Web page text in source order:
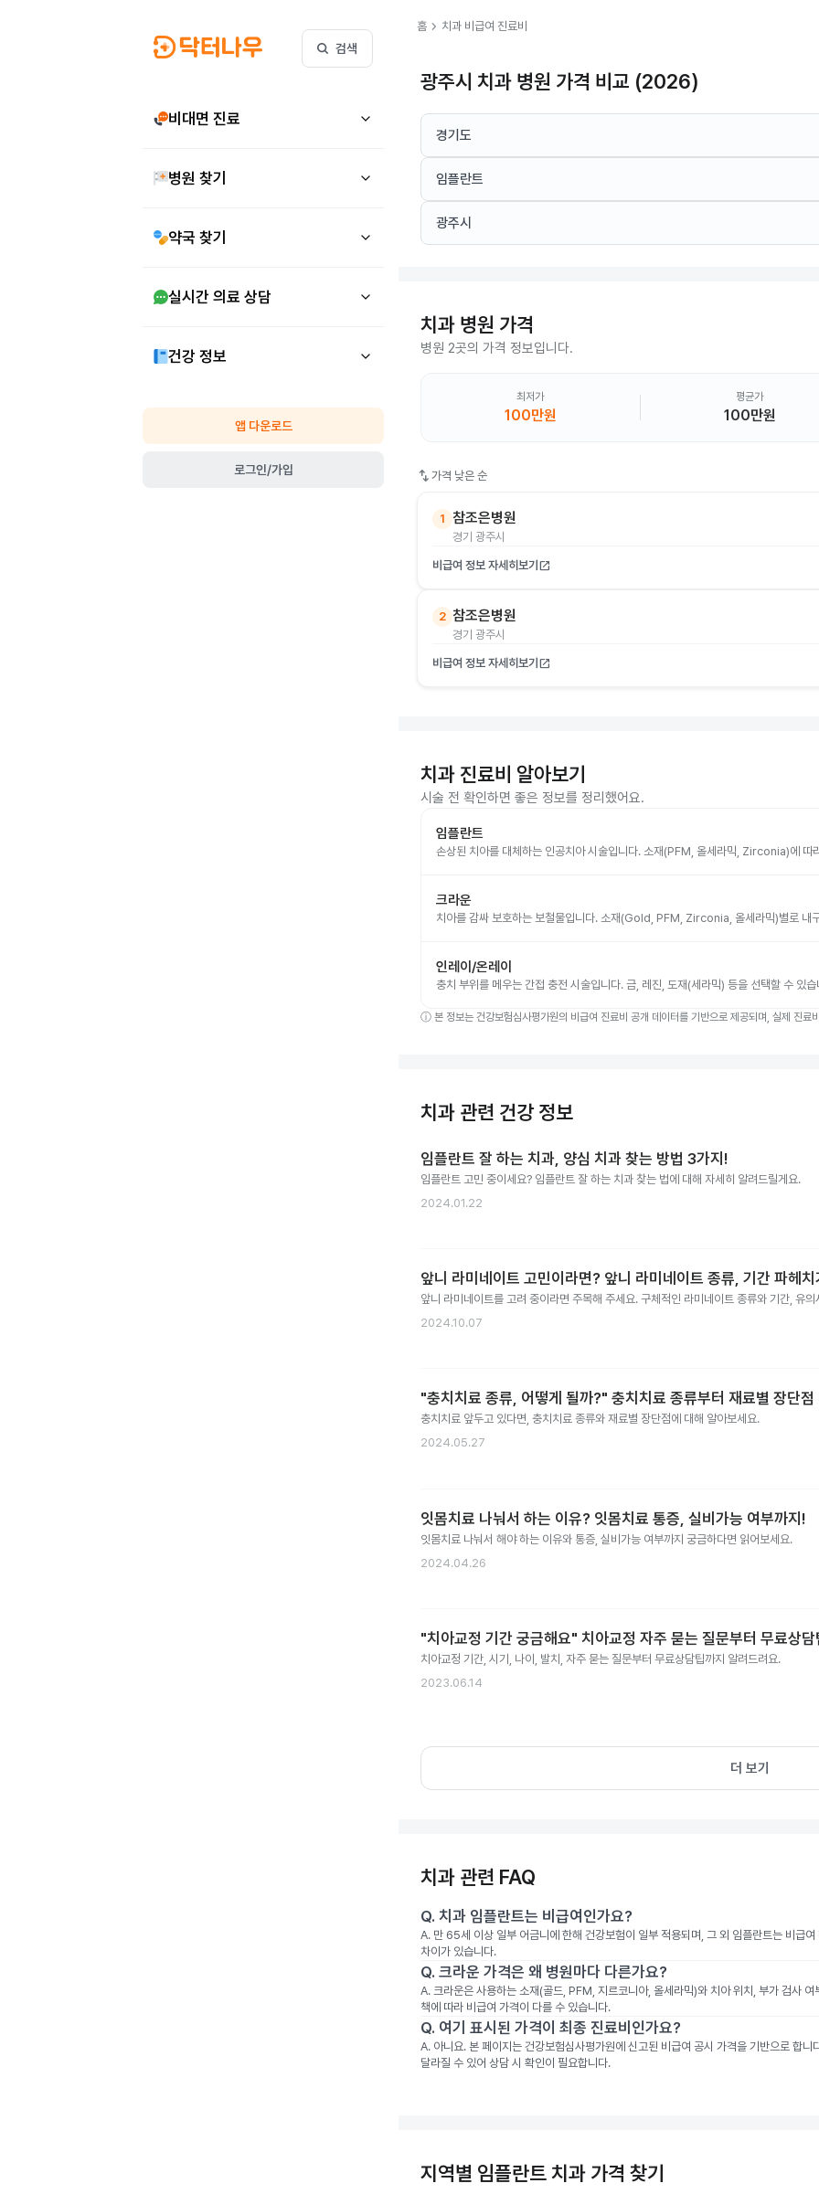
검색
비대면 진료
병원 찾기
약국 찾기
실시간 의료 상담
건강 정보
앱 다운로드
로그인/가입
홈 chevron_right 치과 비급여 진료비
광주시 치과 병원 가격 비교 (2026)
경기도
임플란트
광주시
치과 병원 가격
병원 2곳의 가격 정보입니다.
최저가
100만원
평균가
100만원
swap_vert 가격 낮은 순
1 참조은병원
경기 광주시
비급여 정보 자세히보기 open_in_new
2 참조은병원
경기 광주시
비급여 정보 자세히보기 open_in_new
치과 진료비 알아보기
시술 전 확인하면 좋은 정보를 정리했어요.
임플란트
손상된 치아를 대체하는 인공치아 시술입니다. 소재(PFM, 올세라믹, Zirconia)에 따
크라운
치아를 감싸 보호하는 보철물입니다. 소재(Gold, PFM, Zirconia, 올세라믹)별로 내
인레이/온레이
충치 부위를 메우는 간접 충전 시술입니다. 금, 레진, 도재(세라믹) 등을 선택할 수 있습
ⓘ 본 정보는 건강보험심사평가원의 비급여 진료비 공개 데이터를 기반으로 제공되며, 실제 진료
치과 관련 건강 정보
임플란트 잘 하는 치과, 양심 치과 찾는 방법 3가지!
임플란트 고민 중이세요? 임플란트 잘 하는 치과 찾는 법에 대해 자세히 알려드릴게요.
2024.01.22
앞니 라미네이트 고민이라면? 앞니 라미네이트 종류, 기간 파헤치
앞니 라미네이트를 고려 중이라면 주목해 주세요. 구체적인 라미네이트 종류와 기간, 유
2024.10.07
"충치치료 종류, 어떻게 될까?" 충치치료 종류부터 재료별 장단점
충치치료 앞두고 있다면, 충치치료 종류와 재료별 장단점에 대해 알아보세요.
2024.05.27
잇몸치료 나눠서 하는 이유? 잇몸치료 통증, 실비가능 여부까지!
잇몸치료 나눠서 해야 하는 이유와 통증, 실비가능 여부까지 궁금하다면 읽어보세요.
2024.04.26
"치아교정 기간 궁금해요" 치아교정 자주 묻는 질문부터 무료상담
치아교정 기간, 시기, 나이, 발치, 자주 묻는 질문부터 무료상담팁까지 알려드려요.
2023.06.14
더 보기
치과 관련 FAQ
Q. 치과 임플란트는 비급여인가요?
A. 만 65세 이상 일부 어금니에 한해 건강보험이 일부 적용되며, 그 외 임플란트는 비급
차이가 있습니다.
Q. 크라운 가격은 왜 병원마다 다른가요?
A. 크라운은 사용하는 소재(골드, PFM, 지르코니아, 올세라믹)와 치아 위치, 부가 검사
책에 따라 비급여 가격이 다를 수 있습니다.
Q. 여기 표시된 가격이 최종 진료비인가요?
A. 아니요. 본 페이지는 건강보험심사평가원에 신고된 비급여 공시 가격을 기반으로 합
달라질 수 있어 상담 시 확인이 필요합니다.
지역별 임플란트 치과 가격 찾기